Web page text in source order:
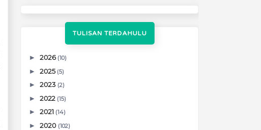
TULISAN TERDAHULU
►2026 (10)
►2025 (5)
►2023 (2)
►2022 (15)
►2021 (14)
►2020 (102)